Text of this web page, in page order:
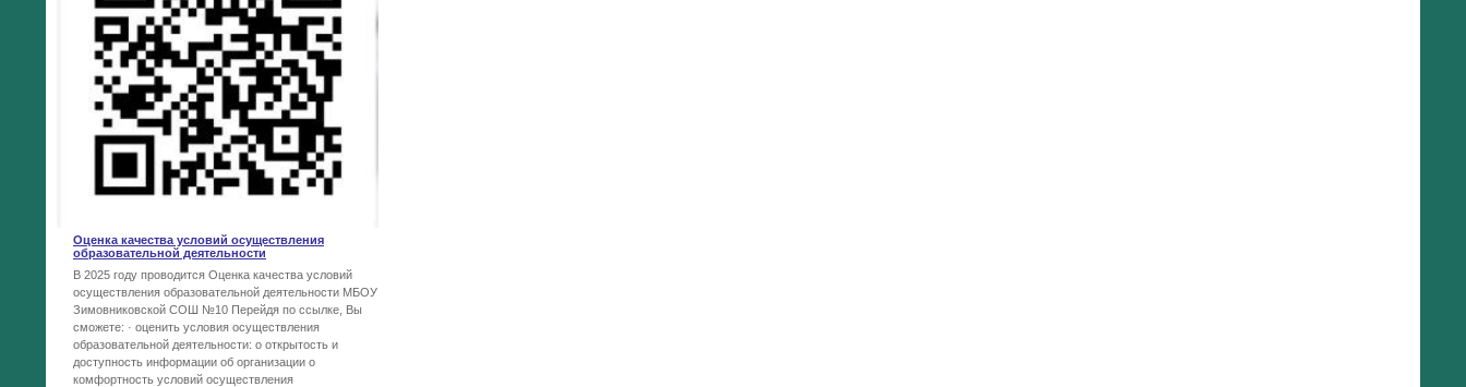
Оценка качества условий осуществления
образовательной деятельности
В 2025 году проводится Оценка качества условий
осуществления образовательной деятельности МБОУ
Зимовниковской СОШ №10 Перейдя по ссылке, Вы
сможете: · оценить условия осуществления
образовательной деятельности: o открытость и
доступность информации об организации o
комфортность условий осуществления